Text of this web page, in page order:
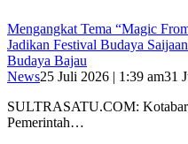
Mengangkat Tema “Magic
Jadikan Festival Budaya
Budaya Bajau
News25 Juli 2026 | 1:39 am31
SULTRASATU.COM:
Pemerintah…